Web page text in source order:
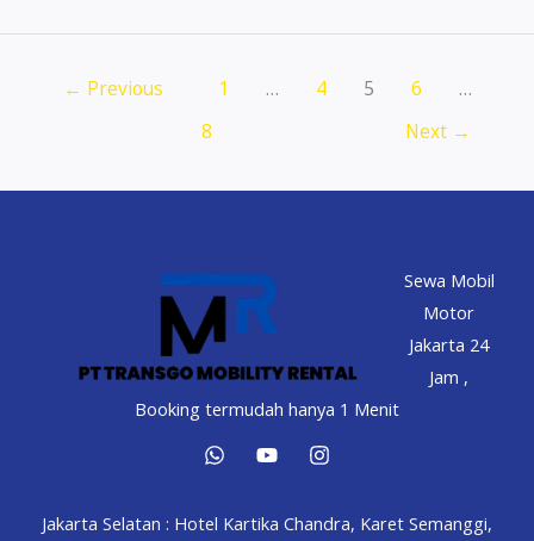
Driver
Jam
← Previous 1 … 4 5 6
…
8
Next →
Sewa Mobil
Motor
Jakarta 24
Jam ,
Booking termudah hanya 1 Menit
Jakarta Selatan : Hotel Kartika Chandra, Karet Semanggi,